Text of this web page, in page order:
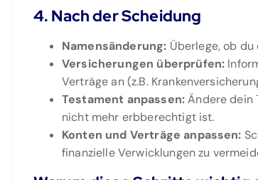
4. Nach der Scheidung
Namensänderung: Überlege, ob
Versicherungen überprüfen:
Verträge an (z.B.
Testament anpassen:Ändere dein
nicht mehr erbberechtigt ist.
Konten und Verträge anpassen:
finanzielle Verwicklungen zu